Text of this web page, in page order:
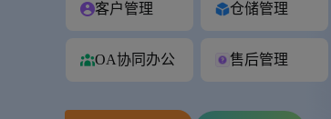
客户管理 仓储管理
OA协同办公 售后管理